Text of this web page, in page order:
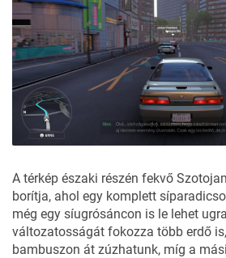
A térkép északi részén fekvő
borítja, ahol egy komplett
még egy síugrósáncon is le lehet
változatosságát fokozza több erdő
bambuszon át zúzhatunk, míg a